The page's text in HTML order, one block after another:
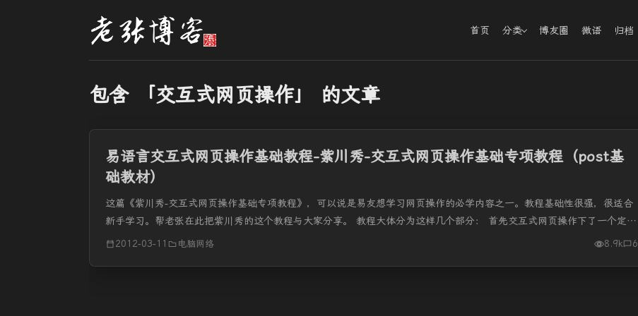
首页 分类 博友圈 微语 归档
包含 「交互式网页操作」 的文章
易语言交互式网页操作基础教程-紫川秀-交互式网页操作基础专项教程（post基
础教材）
这篇《紫川秀-交互式网页操作基础专项教程》，可以说是易友想学习网页操作的必学内容之一。教程基础性很强，很适合
新手学习。帮老张在此把紫川秀的这个教程与大家分享。 教程大体分为这样几个部分： 首先交互式网页操作下了一个定
义，让我们对网页操作...
2012-03-11 电脑网络 8.9k 6